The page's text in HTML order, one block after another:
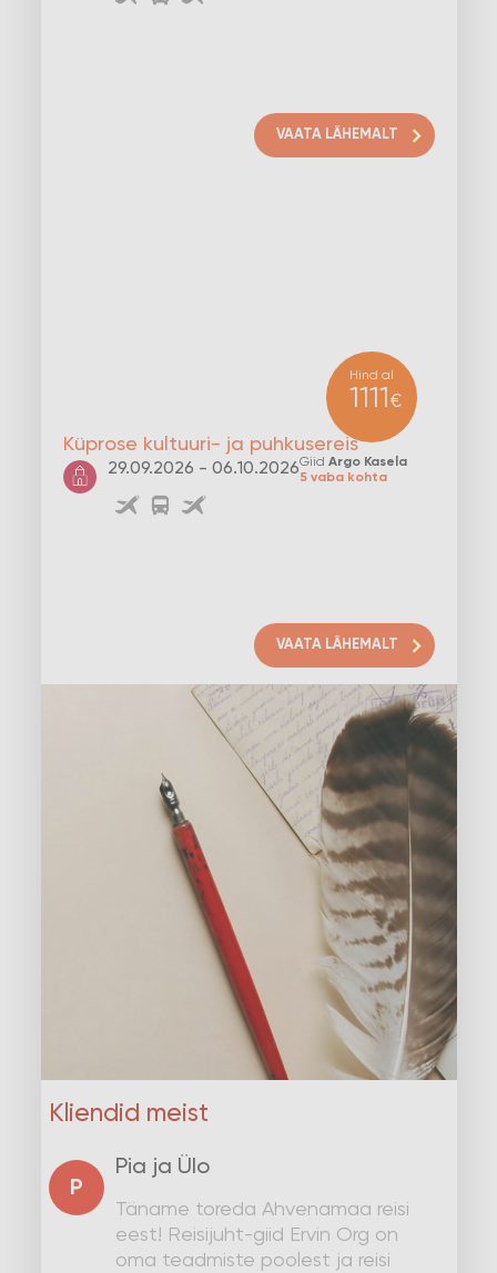
VAATA LÄHEMALT
Hind al
1111€
Küprose kultuuri- ja puhkusereis
29.09.2026 - 06.10.2026Giid Argo Kasela
5 vaba kohta
VAATA LÄHEMALT
Kliendid meist
P
Pia ja Ülo
Täname toreda Ahvenamaa reisi
eest! Reisijuht-giid Ervin Org on
oma teadmiste poolest ja reisi